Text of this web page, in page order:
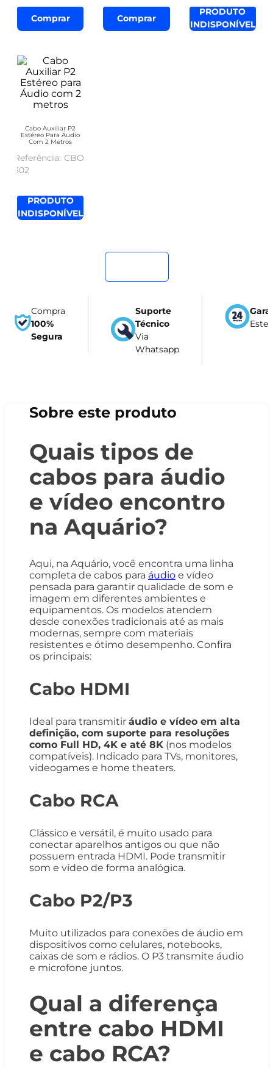
Comprar Comprar
PRODUTO
INDISPONÍVEL
Cabo Auxiliar P2
Estéreo Para Áudio
Com 2 Metros
CBO-
302
PRODUTO
INDISPONÍVEL
Compra
100%
Segura
Suporte
Técnico
Via
Whatsapp
Sobre este produto
Quais tipos de
cabos para áudio
e vídeo encontro
na Aquário?
Aqui, na Aquário, você encontra uma linha
completa de cabos para áudio e vídeo
pensada para garantir qualidade de som e
imagem em diferentes ambientes e
equipamentos. Os modelos atendem
desde conexões tradicionais até as mais
modernas, sempre com materiais
resistentes e ótimo desempenho. Confira
os principais:
Cabo HDMI
Ideal para transmitir áudio e vídeo em alta
definição, com suporte para resoluções
como Full HD, 4K e até 8K (nos modelos
compatíveis). Indicado para TVs, monitores,
videogames e home theaters.
Cabo RCA
Clássico e versátil, é muito usado para
conectar aparelhos antigos ou que não
possuem entrada HDMI. Pode transmitir
som e vídeo de forma analógica.
Cabo P2/P3
Muito utilizados para conexões de áudio em
dispositivos como celulares, notebooks,
caixas de som e rádios. O P3 transmite áudio
e microfone juntos.
Qual a diferença
entre cabo HDMI
e cabo RCA?